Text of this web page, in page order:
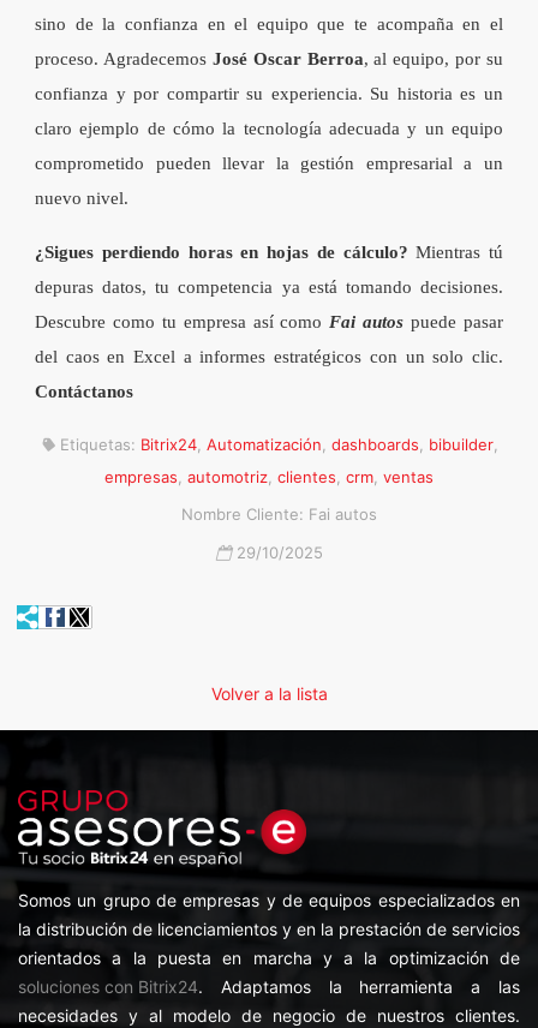
sino de la confianza en el equipo que te acompaña en el
proceso. Agradecemos José Oscar Berroa, al equipo, por su
confianza y por compartir su experiencia. Su historia es un
claro ejemplo de cómo la tecnología adecuada y un equipo
comprometido pueden llevar la gestión empresarial a un
nuevo nivel.
¿Sigues perdiendo horas en hojas de cálculo? Mientras tú
depuras datos, tu competencia ya está tomando decisiones.
Descubre como tu empresa así como Fai autos puede pasar
del caos en Excel a informes estratégicos con un solo clic.
Contáctanos
Etiquetas: Bitrix24 Automatización dashboards bibuilder
empresas automotriz clientes crm ventas
Nombre Cliente: Fai autos
29/10/2025
Volver a la lista
Somos un grupo de empresas y de equipos especializados en
la distribución de licenciamientos y en la prestación de servicios
orientados a la puesta en marcha y a la optimización de
soluciones con Bitrix24. Adaptamos la herramienta a las
necesidades y al modelo de negocio de nuestros clientes.